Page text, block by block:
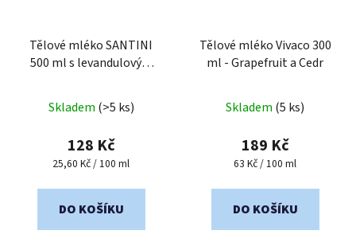
Tělové mléko SANTINI
500 ml s levandulovým
hodnocení
produktu
je
z
Skladem (>5 ks)
128 Kč
Měrná
25,60 Kč / 100 ml
DO KOŠÍKU
Tělové mléko Vivaco 300
ml - Grapefruit a Cedr
Skladem (5 ks)
189 Kč
Měrná
63 Kč / 100 ml
DO KOŠÍKU